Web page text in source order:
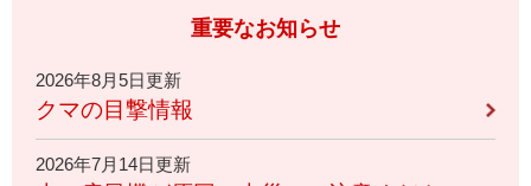
重要なお知らせ
2026年8月5日更新
クマの目撃情報
2026年7月14日更新